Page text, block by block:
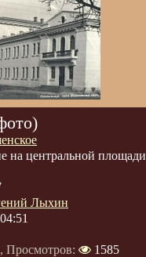
на центральной площади
Лыхин
, Просмотров:
1585